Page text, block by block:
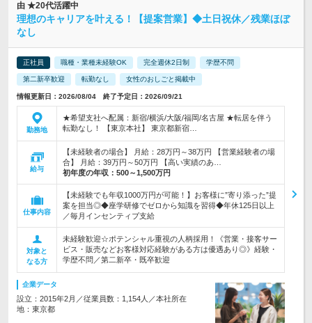
由 ★20代活躍中
理想のキャリアを叶える！【提案営業】◆土日祝休／残業ほぼ
なし
正社員 職種・業種未経験OK 完全週休2日制 学歴不問
第二新卒歓迎 転勤なし 女性のおしごと掲載中
情報更新日：2026/08/04 終了予定日：2026/09/21
勤務地
★希望支社へ配属：新宿/横浜/大阪/福岡/名古屋 ★転居を伴う
転勤なし！ 【東京本社】 東京都新宿…
給与
【未経験者の場合】 月給：28万円～38万円 【営業経験者の場
合】 月給：39万円～50万円 【高い実績のあ…
初年度の年収： 500～1,500万円
仕事内容
【未経験でも年収1000万円が可能！】お客様に”寄り添った”提
案を担当◎◆座学研修でゼロから知識を習得◆年休125日以上
／毎月インセンティブ支給
対象と
なる方
未経験歓迎☆ポテンシャル重視の人柄採用！《営業・接客サー
ビス・販売などお客様対応経験がある方は優遇あり◎》経験・
学歴不問／第二新卒・既卒歓迎
企業データ
設立：2015年2月／従業員数：1,154人／本社所在
地：東京都